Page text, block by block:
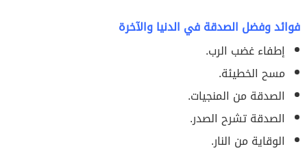
فوائد وفضل الصدقة في الدنيا والآخرة
إطفاء غضب الرب.
مسح الخطيئة.
الصدقة من المنجيات.
الصدقة تشرح الصدر.
الوقاية من النار.